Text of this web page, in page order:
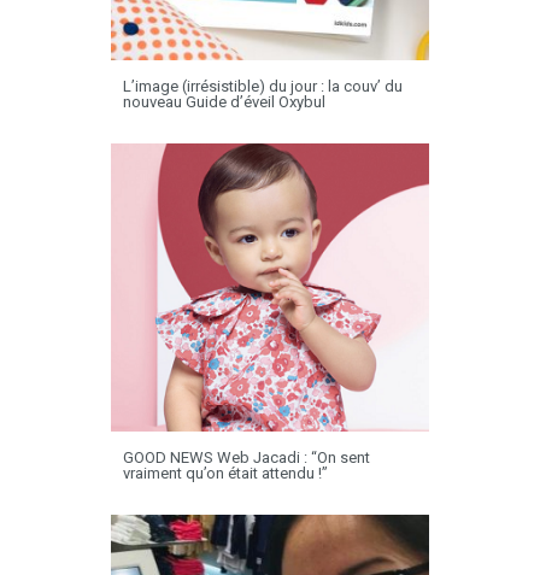
L’image (irrésistible) du jour : la couv’ du
nouveau Guide d’éveil Oxybul
GOOD NEWS Web Jacadi : “On sent
vraiment qu’on était attendu !”